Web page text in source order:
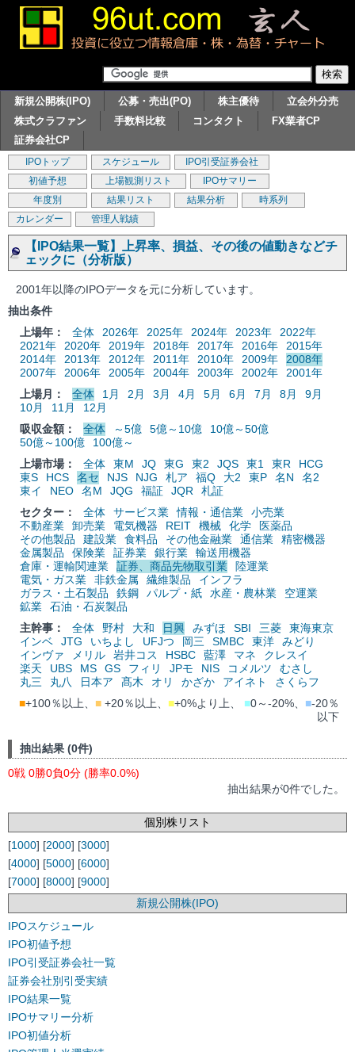
新規公開株(IPO) 公募・売出(PO) 株主優待
立会外分売
株式クラファン
手数料比較 コンタクト
FX業者CP
証券会社CP
IPOトップ スケジュール
IPO引受証券会社
初値予想
上場観測リスト
IPOサマリー
年度別
結果リスト 結果分析
時系列
カレンダー
管理人戦績
【IPO結果一覧】上昇率、損益、その後の値動きなどチ
ェックに（分析版）
2001年以降のIPOデータを元に分析しています。
抽出条件
上場年：
全体 2026年 2025年 2024年 2023年
2022年
2021年
2020年 2019年 2018年 2017年 2016年
2015年
2014年
2013年 2012年 2011年 2010年 2009年
2008年
2007年
2006年 2005年 2004年 2003年 2002年
2001年
上場月：
全体 1月 2月 3月 4月 5月 6月 7月 8月
9月
10月
11月
12月
吸収金額：
全体 ～5億 5億～10億
10億～50億
50億～100億
100億～
上場市場：
全体 東M JQ 東G 東2 JQS 東1 東R
HCG
東S
HCS 名セ NJS NJG 札ア 福Q 大2 東P 名N
名2
東イ
NEO 名M JQG 福証 JQR
札証
セクター：
全体 サービス業 情報・通信業
小売業
不動産業
卸売業 電気機器 REIT 機械 化学
医薬品
その他製品
建設業 食料品 その他金融業 通信業
精密機器
金属製品
保険業 証券業 銀行業
輸送用機器
倉庫・運輸関連業
証券、商品先物取引業
陸運業
電気・ガス業
非鉄金属 繊維製品
インフラ
ガラス・土石製品
鉄鋼 パルプ・紙 水産・農林業
空運業
鉱業
石油・石炭製品
主幹事：
全体 野村 大和 日興 みずほ SBI 三菱
東海東京
インベ
JTG いちよし UFJつ 岡三 SMBC 東洋
みどり
インヴァ
メリル 岩井コス HSBC 藍澤 マネ
クレスイ
楽天
UBS MS GS フィリ JPモ NIS コメルツ
むさし
丸三
丸八 日本ア 髙木 オリ かざか アイネト
さくらフ
■+100％以上、 ■ +20％以上、 ■+0%より上、 ■0～-20%、 ■-20％
以下
抽出結果 (0件)
0戦 0勝0負0分 (勝率0.0%)
抽出結果が0件でした。
個別株リスト
[1000] [2000] [3000]
[4000] [5000] [6000]
[7000] [8000] [9000]
新規公開株(IPO)
IPOスケジュール
IPO初値予想
IPO引受証券会社一覧
証券会社別引受実績
IPO結果一覧
IPOサマリー分析
IPO初値分析